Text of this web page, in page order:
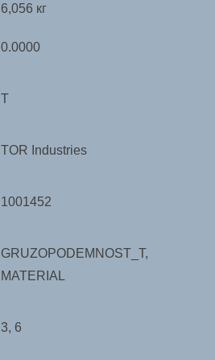
6,056 кг
0.0000
T
TOR Industries
1001452
GRUZOPODEMNOST_T,
MATERIAL
3, 6